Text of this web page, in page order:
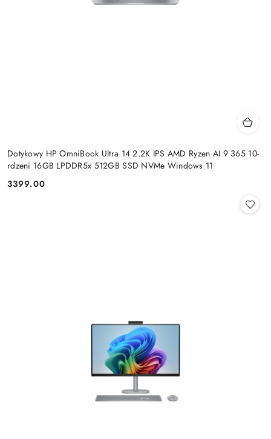
Dotykowy HP OmniBook Ultra 14 2.2K IPS AMD Ryzen AI 9 365 10-
rdzeni 16GB LPDDR5x 512GB SSD NVMe Windows 11
Cena:
3399.00